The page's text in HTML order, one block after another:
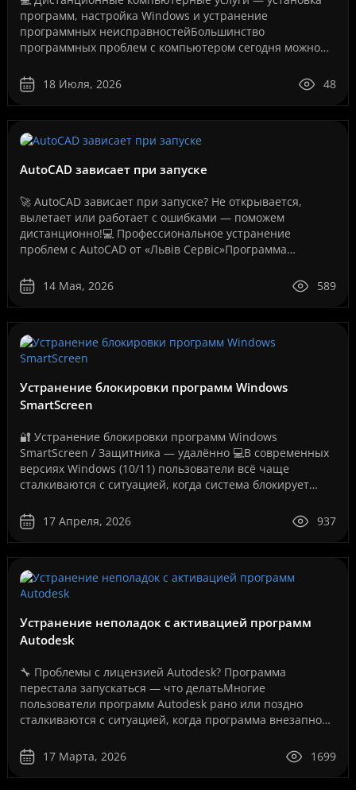
программ, настройка Windows и устранение
программных неисправностейБольшинство
программных проблем с компьютером сегодня можно
сервисный центр и без ожидания..
18 Июля, 2026 48
AutoCAD зависает при запуске
🚀 AutoCAD зависает при запуске? Не открывается,
вылетает или работает с ошибками — поможем
дистанционно!💻 Профессиональное устранение
проблем с AutoCAD от «Львів Сервіс»Программа
архитекторов, дизайнеров,..
14 Мая, 2026 589
Устранение блокировки программ Windows
SmartScreen
🔐 Устранение блокировки программ Windows
SmartScreen / Защитника — удалённо 💻В современных
версиях Windows (10/11) пользователи всё чаще
сталкиваются с ситуацией, когда система блокирует
Как на вашем ..
17 Апреля, 2026 937
Устранение неполадок с активацией программ
Autodesk
🔧 Проблемы с лицензией Autodesk? Программа
перестала запускаться — что делатьМногие
пользователи программ Autodesk рано или поздно
сталкиваются с ситуацией, когда программа внезапно
ошибке лицензии.Эт..
17 Марта, 2026 1699